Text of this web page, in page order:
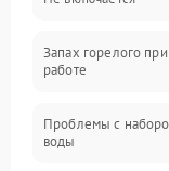
Запах горелого при
работе
Проблемы с
воды